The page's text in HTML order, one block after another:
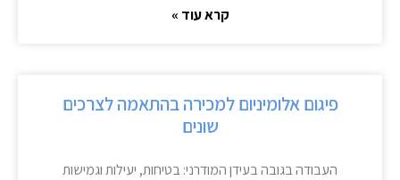
קרא עוד »
פיגום אלומיניום למכירה בהתאמה לצרכים
שונים
העבודה בגובה בעידן המודרני: בטיחות, יעילות וגמישות